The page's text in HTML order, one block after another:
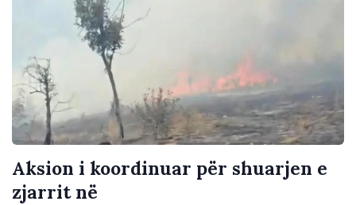
Aksion i koordinuar për shuarjen e
zjarrit në